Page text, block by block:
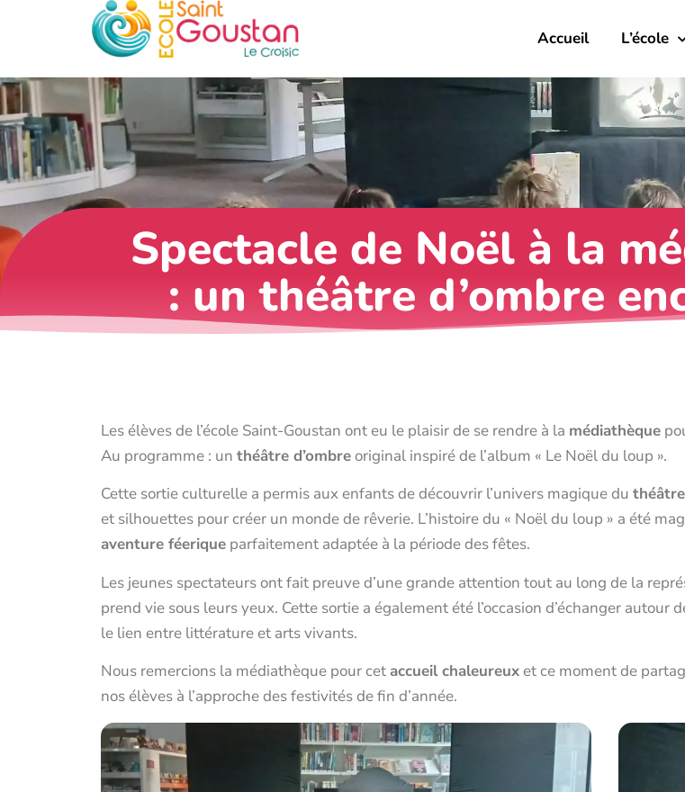
Accueil L’école
Spectacle de Noël à la
: un théâtre d’ombre
Les élèves de l’école Saint-Goustan ont eu le plaisir de se rendre à la médiathèque
Au programme : un théâtre d’ombreoriginal inspiré de l’album « Le Noël du loup ».
Cette sortie culturelle a permis aux enfants de découvrir l’univers magique du
et silhouettes pour créer un monde de rêverie. L’histoire du « Noël du loup » a été
aventure féerique parfaitement adaptée à la période des fêtes.
Les jeunes spectateurs ont fait preuve d’une grande attention tout au long de la
prend vie sous leurs yeux. Cette sortie a également été l’occasion d’échanger autour
le lien entre littérature et arts vivants.
Nous remercions la médiathèque pour cetaccueil chaleureuxet ce moment de
nos élèves à l’approche des festivités de fin d’année.